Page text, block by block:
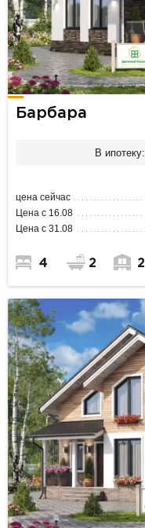
Барбара
В ипотеку:
цена сейчас
Цена с 16.08
Цена с 31.08
4 2 2